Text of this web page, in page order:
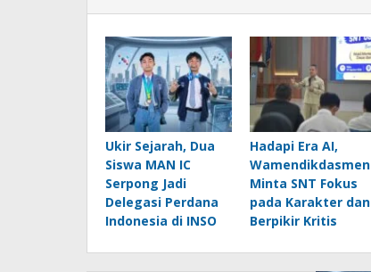
Ukir Sejarah, Dua
Siswa MAN IC
Serpong Jadi
Delegasi Perdana
Indonesia di INSO
Hadapi Era AI,
Wamendikdasmen
Minta SNT Fokus
pada Karakter dan
Berpikir Kritis